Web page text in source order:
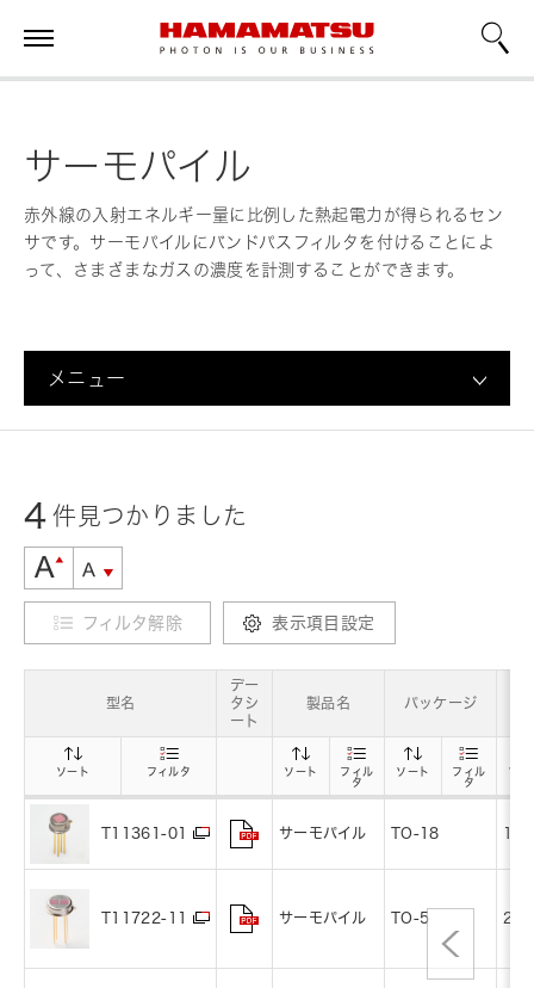
サーモパイル
赤外線の入射エネルギー量に比例した熱起電力が得られるセン
サです。サーモパイルにバンドパスフィルタを付けることによ
って、さまざまなガスの濃度を計測することができます。
メニュー
4 件見つかりました
フィルタ解除 表示項目設定
T11361-01 サーモパイル TO-18 1
T11722-11 サーモパイル TO-5 2
型名
デー
タシ
ート
製品名 パッケージ
ソート フィルタ ソート
フィル
タ
ソート
フィル
タ
ソー